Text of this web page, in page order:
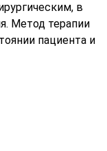
в
Метод терапии
пациента и